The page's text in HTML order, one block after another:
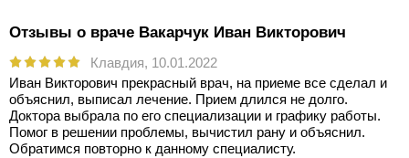
Отзывы о враче Вакарчук Иван Викторович
Клавдия, 10.01.2022
Иван Викторович прекрасный врач, на приеме все сделал и
объяснил, выписал лечение. Прием длился не долго.
Доктора выбрала по его специализации и графику работы.
Помог в решении проблемы, вычистил рану и объяснил.
Обратимся повторно к данному специалисту.